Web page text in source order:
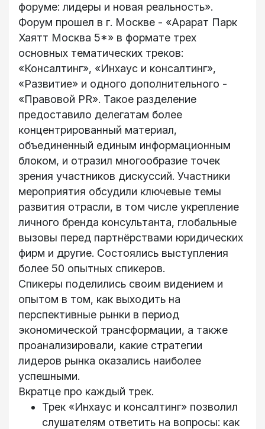
форуме: лидеры и новая реальность».
Форум прошел в г. Москве - «Арарат Парк
Хаятт Москва 5*» в формате трех
основных тематических треков:
«Консалтинг», «Инхаус и консалтинг»,
«Развитие» и одного дополнительного -
«Правовой PR». Такое разделение
предоставило делегатам более
концентрированный материал,
объединенный единым информационным
блоком, и отразил многообразие точек
зрения участников дискуссий. Участники
мероприятия обсудили ключевые темы
развития отрасли, в том числе укрепление
личного бренда консультанта, глобальные
вызовы перед партнёрствами юридических
фирм и другие. Состоялись выступления
более 50 опытных спикеров.
Спикеры поделились своим видением и
опытом в том, как выходить на
перспективные рынки в период
экономической трансформации, а также
проанализировали, какие стратегии
лидеров рынка оказались наиболее
успешными.
Вкратце про каждый трек.
Трек «Инхаус и консалтинг» позволил
слушателям ответить на вопросы: как